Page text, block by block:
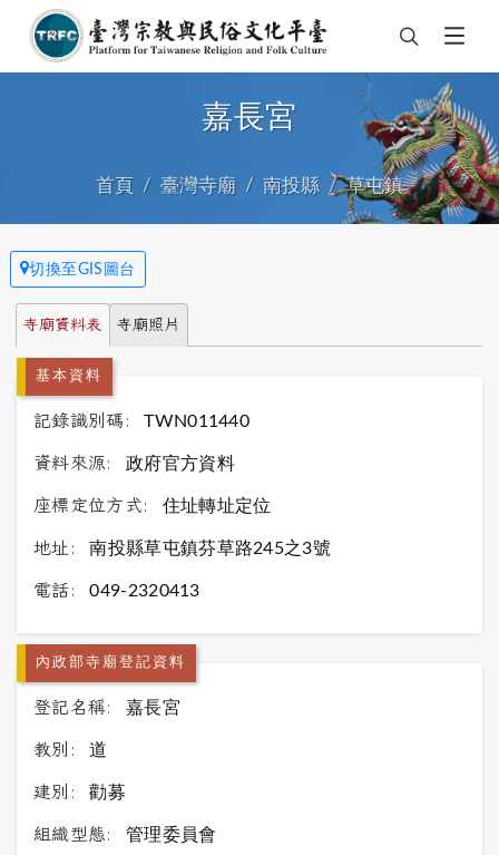
嘉長宮
首頁 臺灣寺廟 南投縣 草屯鎮
切換至GIS圖台
寺廟資料表 寺廟照片
基本資料
記錄識別碼: TWN011440
資料來源: 政府官方資料
座標定位方式: 住址轉址定位
地址: 南投縣草屯鎮芬草路245之3號
電話: 049-2320413
內政部寺廟登記資料
登記名稱: 嘉長宮
教別: 道
建別: 勸募
組織型態: 管理委員會